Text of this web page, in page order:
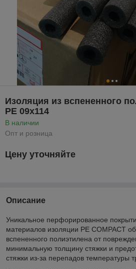
Изоляция из вспененного
PE 09x114
В наличии
Опт и розница
Цену уточняйте
Описание
Уникальное перфорированное
материалов изоляции PE COMPACT
вспененного полиэтилена от
минимальную толщину стяжки и
стяжки из-за перепадов температуры